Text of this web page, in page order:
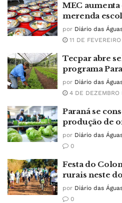
MEC aumenta
merenda
por Diário das
11 DE
Tecpar abre
programa
por Diário das
4 DE DEZEMBRO
Paraná se
produção de
por Diário das
0
Festa do
rurais neste
por Diário das
0